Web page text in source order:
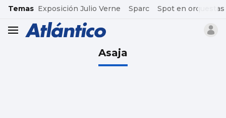
common.go-to-content
Temas Exposición Julio Verne Sparc Spot en orquestas
header.menu.open
Asaja